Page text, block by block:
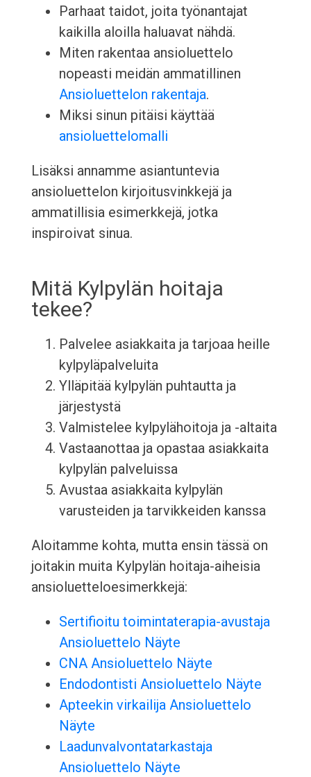
Parhaat taidot, joita työnantajat
kaikilla aloilla haluavat nähdä.
Miten rakentaa ansioluettelo
nopeasti meidän ammatillinen
Ansioluettelon rakentaja.
Miksi sinun pitäisi käyttää
ansioluettelomalli
Lisäksi annamme asiantuntevia
ansioluettelon kirjoitusvinkkejä ja
ammatillisia esimerkkejä, jotka
inspiroivat sinua.
Mitä Kylpylän hoitaja
tekee?
Palvelee asiakkaita ja tarjoaa heille
kylpyläpalveluita
Ylläpitää kylpylän puhtautta ja
järjestystä
Valmistelee kylpylähoitoja ja -altaita
Vastaanottaa ja opastaa asiakkaita
kylpylän palveluissa
Avustaa asiakkaita kylpylän
varusteiden ja tarvikkeiden kanssa
Aloitamme kohta, mutta ensin tässä on
joitakin muita Kylpylän hoitaja-aiheisia
ansioluetteloesimerkkejä:
Sertifioitu toimintaterapia-avustaja
Ansioluettelo Näyte
CNA Ansioluettelo Näyte
Endodontisti Ansioluettelo Näyte
Apteekin virkailija Ansioluettelo
Näyte
Laadunvalvontatarkastaja
Ansioluettelo Näyte